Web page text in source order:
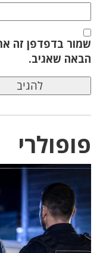
שמור בדפדפן זה
הבאה שאגיב.
פופולרי